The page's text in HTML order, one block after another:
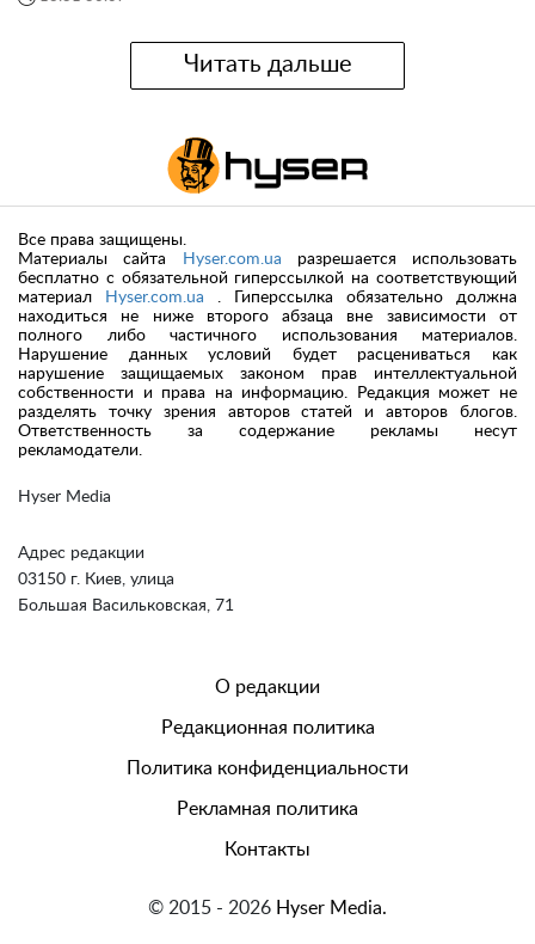
Читать дальше
Hyser Media
Адрес редакции
03150 г. Киев, улица
Большая Васильковская, 71
Все права защищены.
Материалы сайта
Hyser.com.ua разрешается использовать
бесплатно с обязательной гиперссылкой на соответствующий
материал
Hyser.com.ua . Гиперссылка обязательно должна
находиться не ниже второго абзаца вне зависимости от
полного либо частичного использования материалов.
Нарушение данных условий будет расцениваться как
нарушение защищаемых законом прав интеллектуальной
собственности и права на информацию. Редакция может не
разделять точку зрения авторов статей и авторов блогов.
Ответственность за содержание рекламы несут
рекламодатели.
О редакции
Редакционная политика
Политика конфиденциальности
Рекламная политика
Контакты
© 2015 - 2026 Hyser Media.